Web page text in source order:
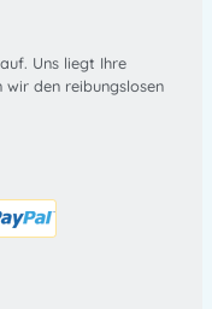
Uns liegt Ihre
wir den reibungslosen